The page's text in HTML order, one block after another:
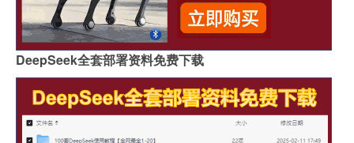
DeepSeek全套部署资料免费下载